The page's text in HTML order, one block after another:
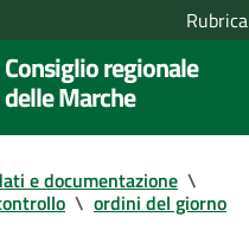
Rubrica
Consiglio regionale
delle Marche
e documentazione \
\ ordini del giorno